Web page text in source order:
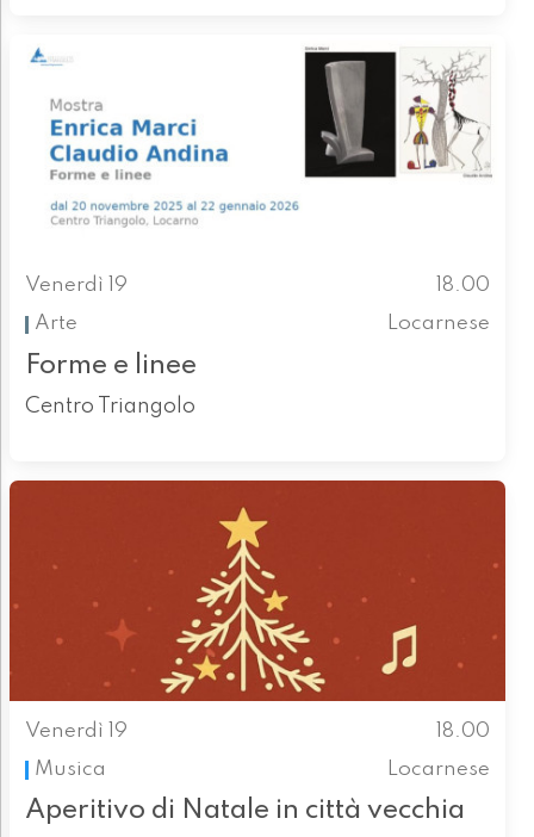
Venerdì 19
18.00
Arte
Locarnese
Forme e linee
Centro Triangolo
Venerdì 19
18.00
Musica
Locarnese
Aperitivo di Natale in città vecchia